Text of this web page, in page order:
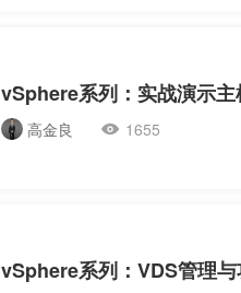
vSphere系列：实战演示
高金良 1655
vSphere系列：VDS管理